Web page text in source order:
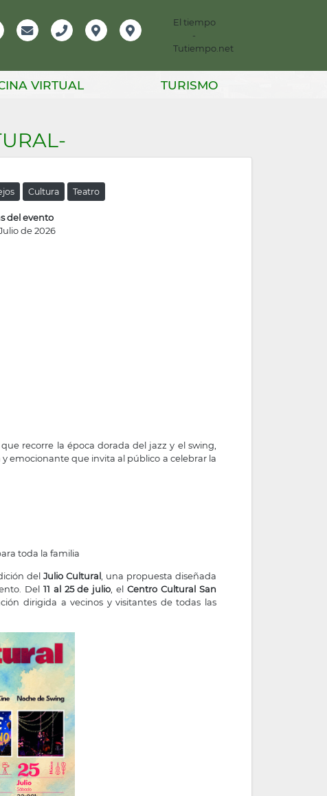
El tiempo
-
Tutiempo.net
VIRTUAL TURISMO
Cultura Teatro
del evento
de 2026
recorre la época dorada del jazz y el swing,
emocionante que invita al público a celebrar la
toda la familia
del Julio Cultural, una propuesta diseñada
Del 11 al 25 de julio, elCentro Cultural San
dirigida a vecinos y visitantes de todas las